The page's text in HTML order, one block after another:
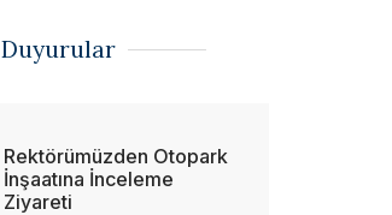
Duyurular
Rektörümüzden Otopark
İnşaatına İnceleme
Ziyareti